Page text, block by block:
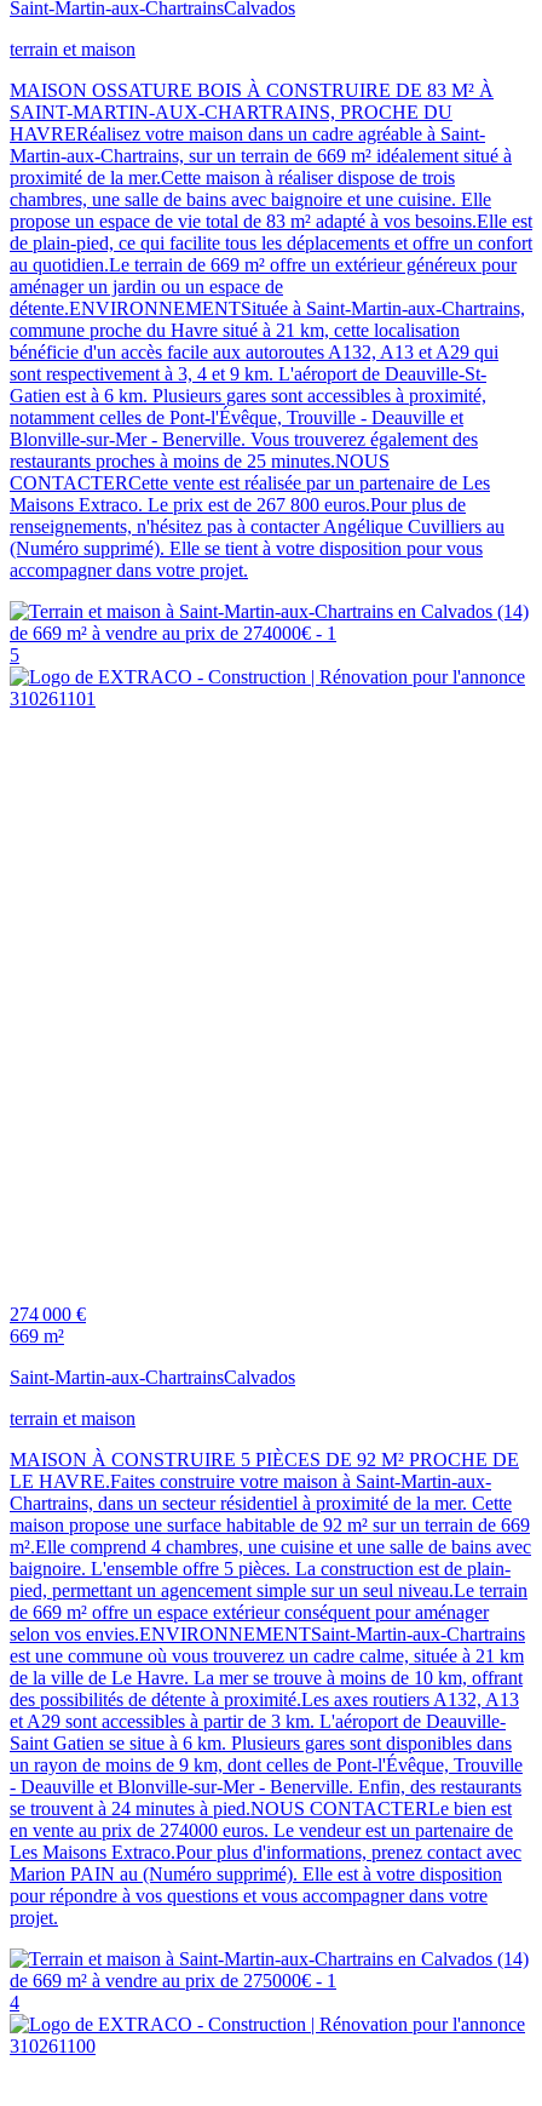
Saint-Martin-aux-ChartrainsCalvados
terrain et maison
MAISON OSSATURE BOIS À CONSTRUIRE DE 83 M² À
SAINT-MARTIN-AUX-CHARTRAINS, PROCHE DU
HAVRERéalisez votre maison dans un cadre agréable à Saint-
Martin-aux-Chartrains, sur un terrain de 669 m² idéalement situé à
proximité de la mer.Cette maison à réaliser dispose de trois
chambres, une salle de bains avec baignoire et une cuisine. Elle
propose un espace de vie total de 83 m² adapté à vos besoins.Elle est
de plain-pied, ce qui facilite tous les déplacements et offre un confort
au quotidien.Le terrain de 669 m² offre un extérieur généreux pour
aménager un jardin ou un espace de
détente.ENVIRONNEMENTSituée à Saint-Martin-aux-Chartrains,
commune proche du Havre situé à 21 km, cette localisation
bénéficie d'un accès facile aux autoroutes A132, A13 et A29 qui
sont respectivement à 3, 4 et 9 km. L'aéroport de Deauville-St-
Gatien est à 6 km. Plusieurs gares sont accessibles à proximité,
notamment celles de Pont-l'Évêque, Trouville - Deauville et
Blonville-sur-Mer - Benerville. Vous trouverez également des
restaurants proches à moins de 25 minutes.NOUS
CONTACTERCette vente est réalisée par un partenaire de Les
Maisons Extraco. Le prix est de 267 800 euros.Pour plus de
renseignements, n'hésitez pas à contacter Angélique Cuvilliers au
(Numéro supprimé). Elle se tient à votre disposition pour vous
accompagner dans votre projet.
5
274 000 €
669 m²
Saint-Martin-aux-ChartrainsCalvados
terrain et maison
MAISON À CONSTRUIRE 5 PIÈCES DE 92 M² PROCHE DE
LE HAVRE.Faites construire votre maison à Saint-Martin-aux-
Chartrains, dans un secteur résidentiel à proximité de la mer. Cette
maison propose une surface habitable de 92 m² sur un terrain de 669
m².Elle comprend 4 chambres, une cuisine et une salle de bains avec
baignoire. L'ensemble offre 5 pièces. La construction est de plain-
pied, permettant un agencement simple sur un seul niveau.Le terrain
de 669 m² offre un espace extérieur conséquent pour aménager
selon vos envies.ENVIRONNEMENTSaint-Martin-aux-Chartrains
est une commune où vous trouverez un cadre calme, située à 21 km
de la ville de Le Havre. La mer se trouve à moins de 10 km, offrant
des possibilités de détente à proximité.Les axes routiers A132, A13
et A29 sont accessibles à partir de 3 km. L'aéroport de Deauville-
Saint Gatien se situe à 6 km. Plusieurs gares sont disponibles dans
un rayon de moins de 9 km, dont celles de Pont-l'Évêque, Trouville
- Deauville et Blonville-sur-Mer - Benerville. Enfin, des restaurants
se trouvent à 24 minutes à pied.NOUS CONTACTERLe bien est
en vente au prix de 274000 euros. Le vendeur est un partenaire de
Les Maisons Extraco.Pour plus d'informations, prenez contact avec
Marion PAIN au (Numéro supprimé). Elle est à votre disposition
pour répondre à vos questions et vous accompagner dans votre
projet.
4